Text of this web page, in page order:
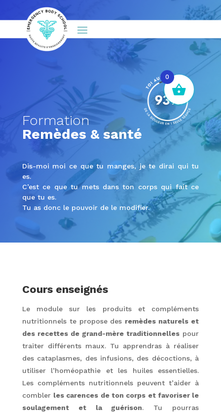
Formation
Remèdes & santé
Dis-moi moi ce que tu manges, je te dirai qui tu
es.
C’est ce que tu mets dans ton corps qui fait ce
que tu es.
Tu as donc le pouvoir de le modifier.
Cours enseignés
Le module sur les produits et compléments
nutritionnels te propose des remèdes naturels et
des recettes de grand-mère traditionnelles pour
traiter différents maux. Tu apprendras à réaliser
des cataplasmes, des infusions, des décoctions, à
utiliser l’homéopathie et les huiles essentielles.
Les compléments nutritionnels peuvent t’aider à
combler les carences de ton corps et favoriser le
soulagement et la guérison. Tu pourras
0